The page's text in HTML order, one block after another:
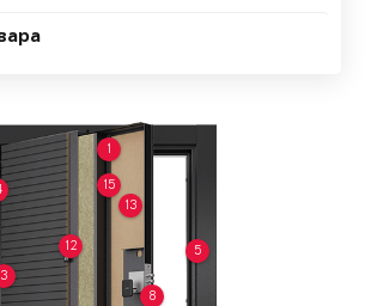
1
3
5
8
12
13
15